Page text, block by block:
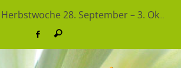
Herbstwoche 28. September – 3. Oktober
Herbstzeit ist Pflanzzeit!
Jetzt sparen mit unserer App